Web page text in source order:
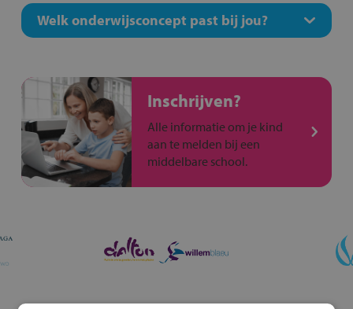
Welk onderwijsconcept past bij jou?
Inschrijven?
Alle informatie om je kind
aan te melden bij een
middelbare school.